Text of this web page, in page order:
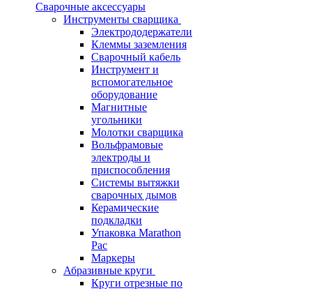
Сварочные аксессуары
Инструменты сварщика
Электрододержатели
Клеммы заземления
Сварочный кабель
Инструмент и
вспомогательное
оборудование
Магнитные
угольники
Молотки сварщика
Вольфрамовые
электроды и
приспособления
Системы вытяжки
сварочных дымов
Керамические
подкладки
Упаковка Marathon
Pac
Маркеры
Абразивные круги
Круги отрезные по